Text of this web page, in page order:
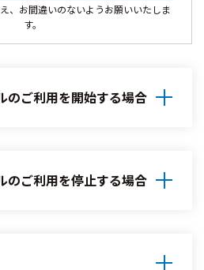
、お間違いのないようお願いいたしま
す。
のご利用を開始する場合
のご利用を停止する場合